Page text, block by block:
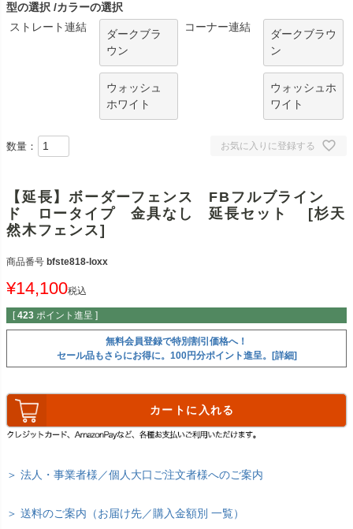
型の選択
カラーの選択
ストレート連結
ダークブラ
ウン
ウォッシュ
ホワイト
コーナー連結
ダークブラウ
ン
ウォッシュホ
ワイト
お気に入りに登録する
数量：
【延長】ボーダーフェンス FBフルブライン
ド ロータイプ 金具なし 延長セット [杉天
然木フェンス]
商品番号 bfste818-loxx
¥14,100税込
[ 423 ポイント進呈 ]
無料会員登録で特別割引価格へ！
セール品もさらにお得に。100円分ポイント進呈。[詳細]
カートに入れる
＞ 法人・事業者様／個人大口ご注文者様へのご案内
＞ 送料のご案内（お届け先／購入金額別 一覧）